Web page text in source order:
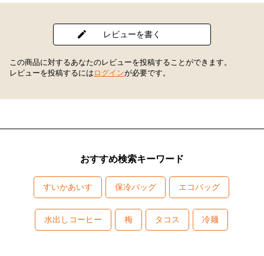
レビューを書く
この商品に対するあなたのレビューを投稿することができます。
レビューを投稿するには ログインが必要です。
おすすめ検索キーワード
すいかあいす 保冷バッグ エコバッグ
水出しコーヒー 梅 タコス 冷麺